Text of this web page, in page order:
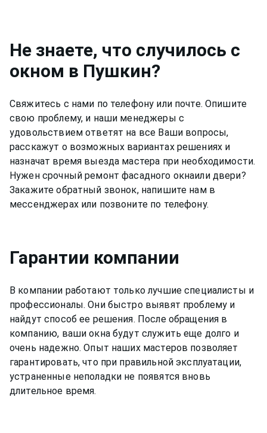
Не знаете, что случилось с
окном в Пушкин?
Свяжитесь с нами по телефону или почте. Опишите
свою проблему, и наши менеджеры с
удовольствием ответят на все Ваши вопросы,
расскажут о возможных вариантах решениях и
назначат время выезда мастера при необходимости.
Нужен срочный ремонтфасадного окнаили двери?
Закажите обратный звонок, напишите нам в
мессенджерах или позвоните по телефону.
Гарантии компании
В компании работают только лучшие специалисты и
профессионалы. Они быстро выявят проблему и
найдут способ ее решения. После обращения в
компанию, ваши окна будут служить еще долго и
очень надежно. Опыт наших мастеров позволяет
гарантировать, что при правильной эксплуатации,
устраненные неполадки не появятся вновь
длительное время.